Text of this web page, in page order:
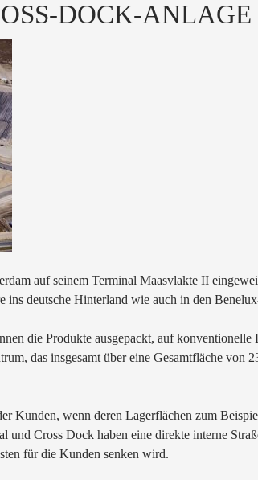
DOCK-
auf seinem Terminal Maasvlakte II
deutsche Hinterland wie auch in den
die Produkte ausgepackt, auf
das insgesamt über eine Gesamtfläche
wenn deren Lagerflächen zum
Cross Dock haben eine direkte interne
für die Kunden senken wird.